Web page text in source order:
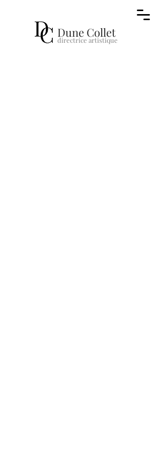
Dune Collet
directrice artistique